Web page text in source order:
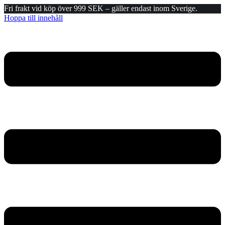
Fri frakt vid köp över 999 SEK – gäller endast inom Sverige.
Hoppa till innehåll